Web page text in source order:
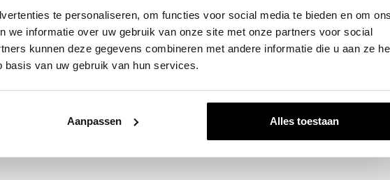
te personaliseren, om functies voor social media te bieden en om ons
we informatie over uw gebruik van onze site met onze partners voor social
kunnen deze gegevens combineren met andere informatie die u aan ze
van uw gebruik van hun services.
Aanpassen Alles toestaan
ein bisschen unpassend.
ist dauerhaft eine dünne
bzw. Oxidschicht sorgt
Edelstahl eine solche Schicht